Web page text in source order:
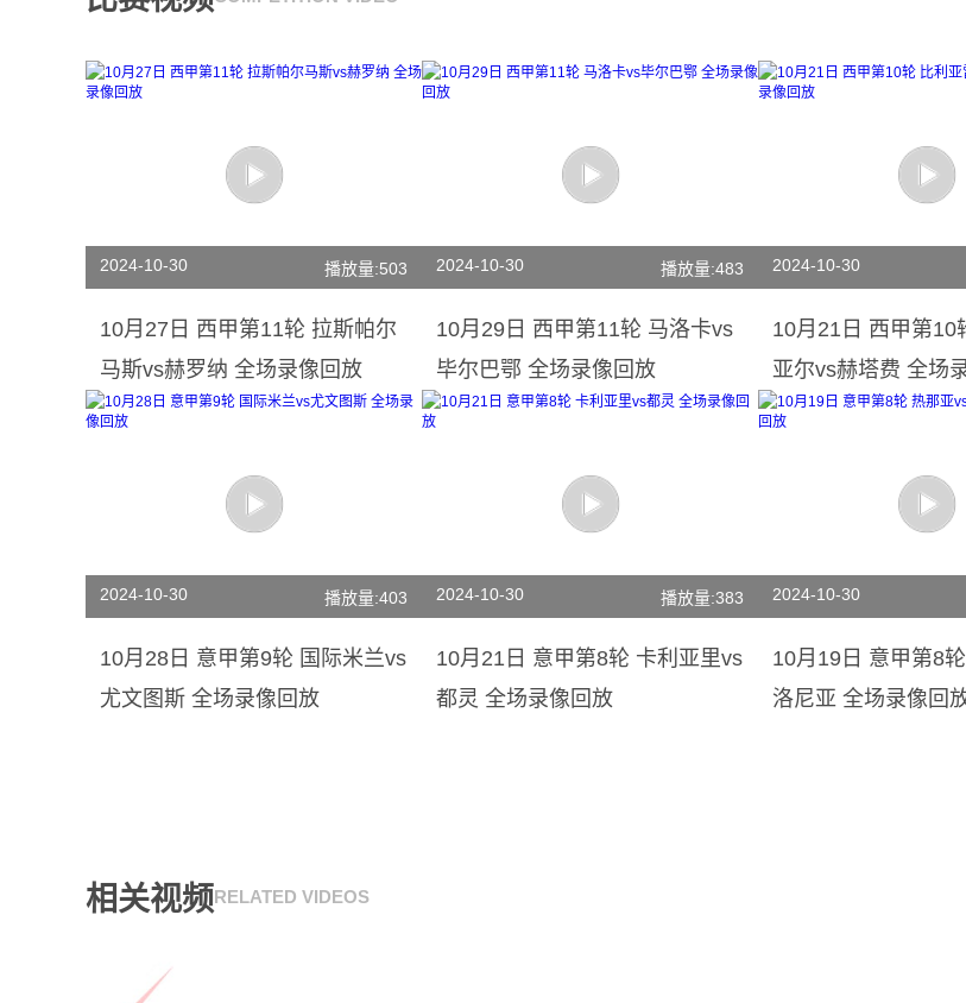
2024-10-30 播放量:503
10月27日 西甲第11轮 拉斯帕尔
马斯vs赫罗纳 全场录像回放
2024-10-30 播放量:483
10月29日 西甲第11轮 马洛卡vs
毕尔巴鄂 全场录像回放
2024-10-30
10月21日 西甲第10
亚尔vs赫塔费 全场
2024-10-30 播放量:403
10月28日 意甲第9轮 国际米兰vs
尤文图斯 全场录像回放
2024-10-30 播放量:383
10月21日 意甲第8轮 卡利亚里vs
都灵 全场录像回放
2024-10-30
10月19日 意甲第8
洛尼亚 全场录像回
相关视频RELATED VIDEOS